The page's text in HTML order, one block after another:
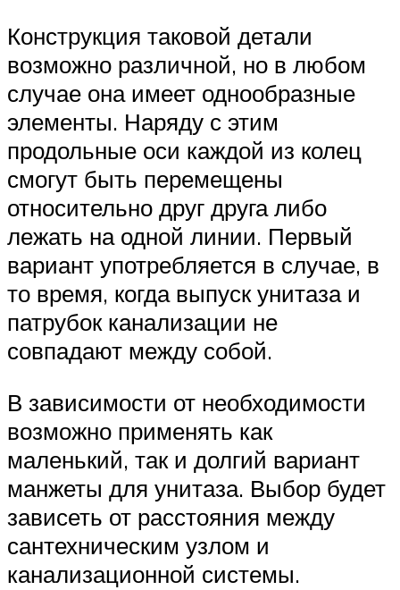
Конструкция таковой детали
возможно различной, но в любом
случае она имеет однообразные
элементы. Наряду с этим
продольные оси каждой из колец
смогут быть перемещены
относительно друг друга либо
лежать на одной линии. Первый
вариант употребляется в случае, в
то время, когда выпуск унитаза и
патрубок канализации не
совпадают между собой.
В зависимости от необходимости
возможно применять как
маленький, так и долгий вариант
манжеты для унитаза. Выбор будет
зависеть от расстояния между
сантехническим узлом и
канализационной системы.